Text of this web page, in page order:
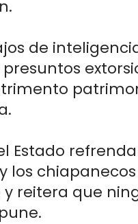
de
Estado
los
y reitera que